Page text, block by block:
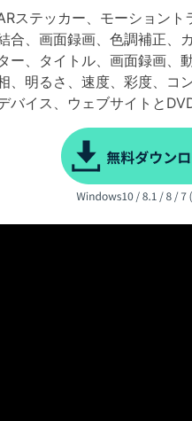
ステッカー、モーショント
合、画面録画、色調補正、
ー、タイトル、画面録画、
、明るさ、速度、彩度、コ
バイス、ウェブサイトと